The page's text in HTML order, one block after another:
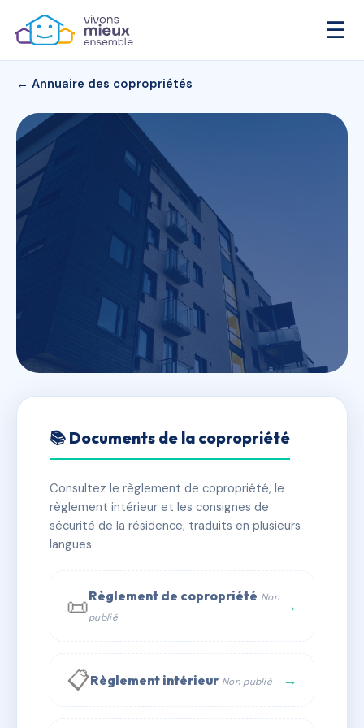
☰
← Annuaire des copropriétés
LES ARBOUSIERS - MS63879
✓ Immatriculée 🏠 45 lots 🏗 2 bâtiment(s)
📞 Contacter Syndic Digital
📚 Documents de la copropriété
Consultez le règlement de copropriété, le
règlement intérieur et les consignes de
sécurité de la résidence, traduits en plusieurs
langues.
📜Règlement de copropriété Non
publié
→
📋Règlement intérieur Non publié →